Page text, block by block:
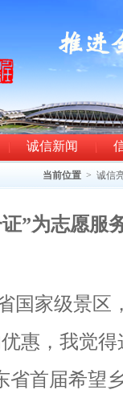
诚信新闻
当前位置 > 诚信
”为志愿服
家级景区
惠，我觉
省首届希望